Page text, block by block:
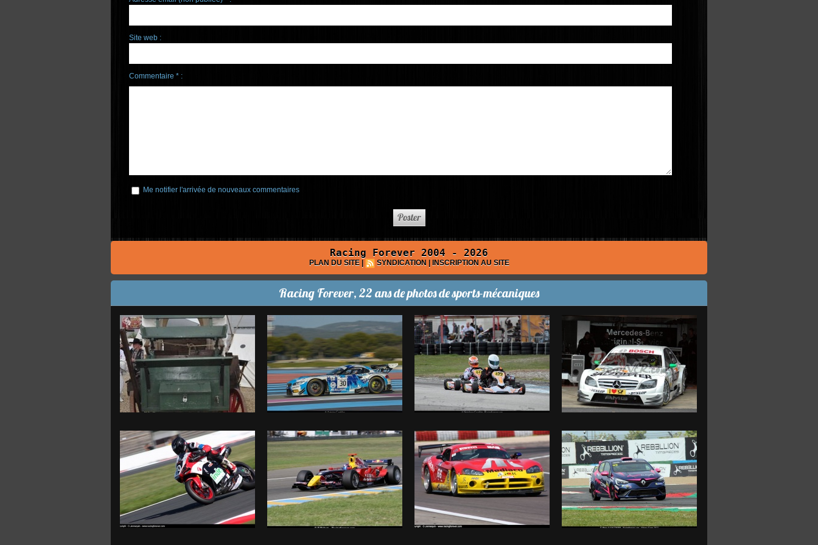
Site web :
Commentaire * :
Me notifier l'arrivée de nouveaux commentaires
Racing Forever 2004 - 2026
PLAN DU SITE | SYNDICATION | INSCRIPTION AU SITE
Racing Forever, 22 ans de photos de sports-mécaniques